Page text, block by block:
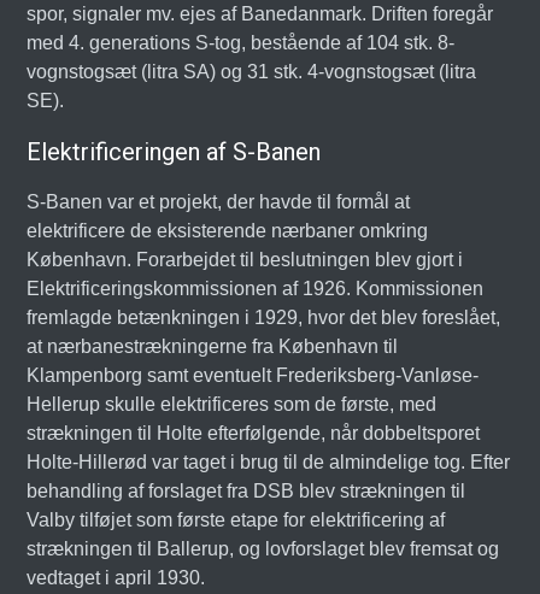
spor, signaler mv. ejes af Banedanmark. Driften foregår
med 4. generations S-tog, bestående af 104 stk. 8-
vognstogsæt (litra SA) og 31 stk. 4-vognstogsæt (litra
SE).
Elektrificeringen af S-Banen
S-Banen var et projekt, der havde til formål at
elektrificere de eksisterende nærbaner omkring
København. Forarbejdet til beslutningen blev gjort i
Elektrificeringskommissionen af 1926. Kommissionen
fremlagde betænkningen i 1929, hvor det blev foreslået,
at nærbanestrækningerne fra København til
Klampenborg samt eventuelt Frederiksberg-Vanløse-
Hellerup skulle elektrificeres som de første, med
strækningen til Holte efterfølgende, når dobbeltsporet
Holte-Hillerød var taget i brug til de almindelige tog. Efter
behandling af forslaget fra DSB blev strækningen til
Valby tilføjet som første etape for elektrificering af
strækningen til Ballerup, og lovforslaget blev fremsat og
vedtaget i april 1930.